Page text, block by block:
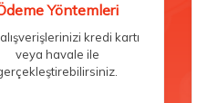
Yöntemleri
kredi kartı
veya havale ile